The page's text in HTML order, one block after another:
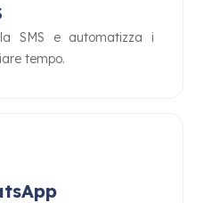
SMS e automatizza i
tempo.